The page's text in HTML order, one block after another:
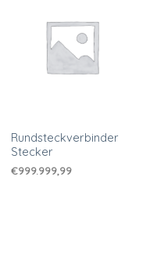
Rundsteckverbinder
Stecker
€999.999,99